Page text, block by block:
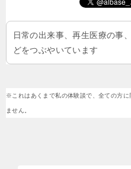
日常の出来事、再生医療の事
どをつぶやいています
※これはあくまで私の体験談で、全ての方
ません。